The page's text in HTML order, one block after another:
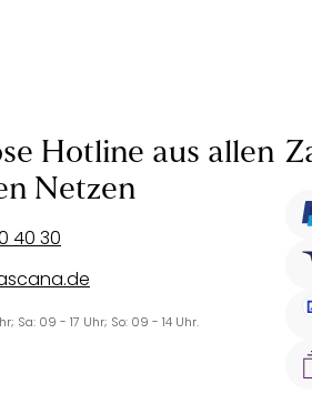
Hotline aus allen
Netzen
40 30
Sa: 09 - 17 Uhr; So: 09 - 14 Uhr.